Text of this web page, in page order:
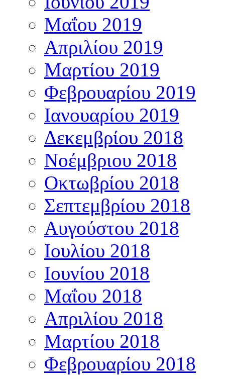
Μαΐου 2019
Απριλίου 2019
Μαρτίου 2019
Φεβρουαρίου 2019
Ιανουαρίου 2019
Δεκεμβρίου 2018
Νοέμβριου 2018
Οκτωβρίου 2018
Σεπτεμβρίου 2018
Αυγούστου 2018
Ιουλίου 2018
Ιουνίου 2018
Μαΐου 2018
Απριλίου 2018
Μαρτίου 2018
Φεβρουαρίου 2018